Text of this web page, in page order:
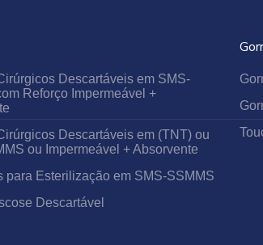
facilidade no momento do uso e nos
é importante identificar a área indicada para
que o conteúdo interno permaneça
o modo correto de abertura
a Best Fabril entrega em cada item.
Descartáveis em SMS-
Reforço Impermeável +
Descartáveis em (TNT) ou
ou Impermeável + Absorvente
para Esterilização em SMS-SSMMS
Descartável